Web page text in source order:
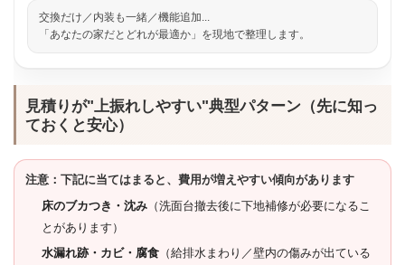
交換だけ／内装も一緒／機能追加...
「あなたの家だとどれが最適か」を現地で整理します。
見積りが"上振れしやすい"典型パターン（先に知っ
ておくと安心）
注意：下記に当てはまると、費用が増えやすい傾向があります
床のブカつき・沈み （洗面台撤去後に下地補修が必要になるこ
とがあります）
水漏れ跡・カビ・腐食 （給排水まわり／壁内の傷みが出ている